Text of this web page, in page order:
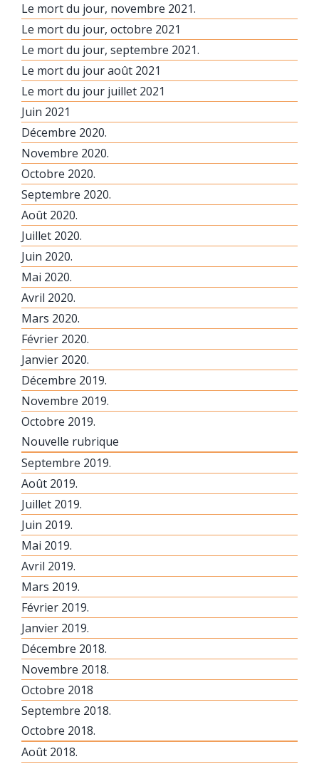
Le mort du jour, novembre 2021.
Le mort du jour, octobre 2021
Le mort du jour, septembre 2021.
Le mort du jour août 2021
Le mort du jour juillet 2021
Juin 2021
Décembre 2020.
Novembre 2020.
Octobre 2020.
Septembre 2020.
Août 2020.
Juillet 2020.
Juin 2020.
Mai 2020.
Avril 2020.
Mars 2020.
Février 2020.
Janvier 2020.
Décembre 2019.
Novembre 2019.
Octobre 2019.
Nouvelle rubrique
Septembre 2019.
Août 2019.
Juillet 2019.
Juin 2019.
Mai 2019.
Avril 2019.
Mars 2019.
Février 2019.
Janvier 2019.
Décembre 2018.
Novembre 2018.
Octobre 2018
Septembre 2018.
Octobre 2018.
Août 2018.